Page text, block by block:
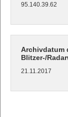
95.140.39.62
Archivdatum
Blitzer-/
21.11.2017